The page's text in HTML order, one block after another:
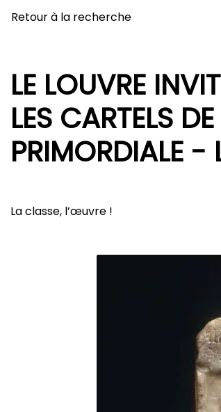
Retour à la recherche
LE LOUVRE
LES CARTELS
PRIMORDIALE -
La classe, l’œuvre !